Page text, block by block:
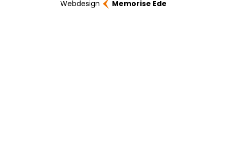
Webdesign
Memorise Ede